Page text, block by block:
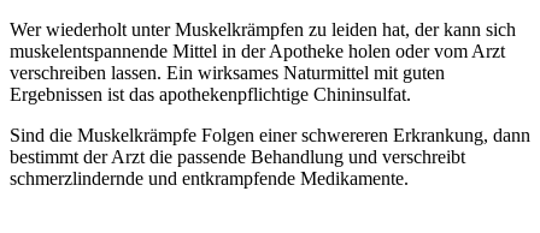
Wer wiederholt unter Muskelkrämpfen zu leiden hat, der kann sich
muskelentspannende Mittel in der Apotheke holen oder vom Arzt
verschreiben lassen. Ein wirksames Naturmittel mit guten
Ergebnissen ist das apothekenpflichtige Chininsulfat.
Sind die Muskelkrämpfe Folgen einer schwereren Erkrankung, dann
bestimmt der Arzt die passende Behandlung und verschreibt
schmerzlindernde und entkrampfende Medikamente.